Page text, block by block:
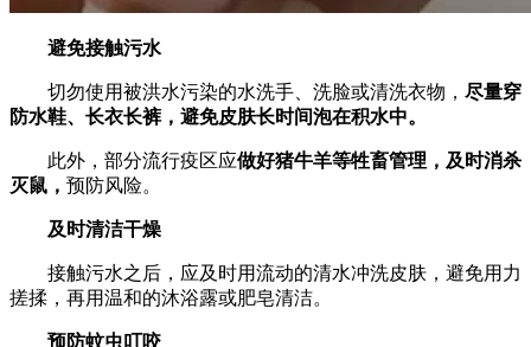
避免接触污水
切勿使用被洪水污染的水洗手、洗脸或清洗衣物， 尽量穿
防水鞋、长衣长裤，避免皮肤长时间泡在积水中。
此外，部分流行疫区应做好猪牛羊等牲畜管理，及时消杀
灭鼠， 预防风险。
及时清洁干燥
接触污水之后，应及时用流动的清水冲洗皮肤，避免用力
搓揉，再用温和的沐浴露或肥皂清洁。
预防蚊虫叮咬